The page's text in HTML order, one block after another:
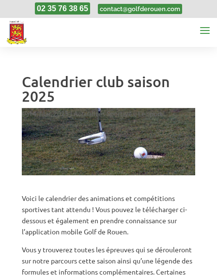
02 35 76 38 65 contact@golfderouen.com
Calendrier club saison
2025
14, Mar, 2025|Actualités Sportives,Le sport
Voici le calendrier des animations et compétitions
sportives tant attendu ! Vous pouvez le télécharger ci-
dessous et également en prendre connaissance sur
l’application mobile Golf de Rouen.
Vous y trouverez toutes les épreuves qui se dérouleront
sur notre parcours cette saison ainsi qu’une légende des
formules et informations complémentaires. Certaines